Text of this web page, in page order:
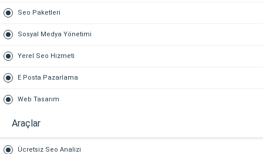
Seo Paketleri
Sosyal Medya Yönetimi
Yerel Seo Hizmeti
E Posta Pazarlama
Web Tasarım
Araçlar
Ücretsiz Seo Analizi